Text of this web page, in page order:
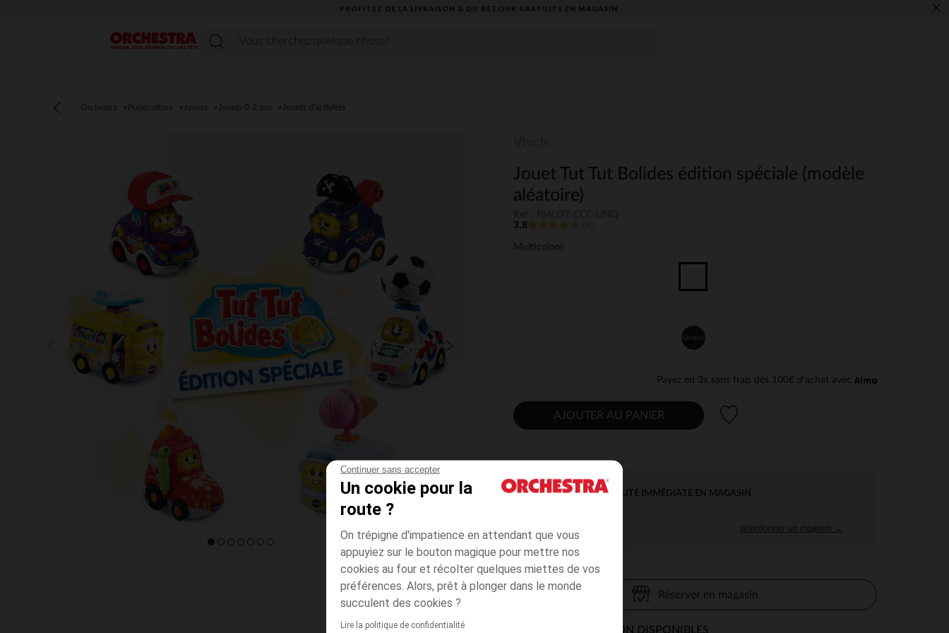
Continuer sans accepter
Un cookie pour la
route ?
On trépigne d'impatience en attendant que vous
appuyiez sur le bouton magique pour mettre nos
cookies au four et récolter quelques miettes de vos
préférences. Alors, prêt à plonger dans le monde
succulent des cookies ?
Lire la politique de confidentialité
PROFITEZ DE LA LIVRAISON & DU RETOUR GRATUITS EN MAGASIN​ ×
Menu
Orchestra Puériculture Jouets Jouets 0-2 ans Jouets d'activités
Jouet Tut Tut Bolides édition spéciale (modèle
aléatoire)
3.8
Multicolore
Unique
Payez en 3x sans frais dès 100€ d'achat avec
AJOUTER AU PANIER
DISPONIBILITÉ IMMÉDIATE EN MAGASIN
sélectionner un magasin →
Réserver en magasin
MODES DE LIVRAISON DISPONIBLES